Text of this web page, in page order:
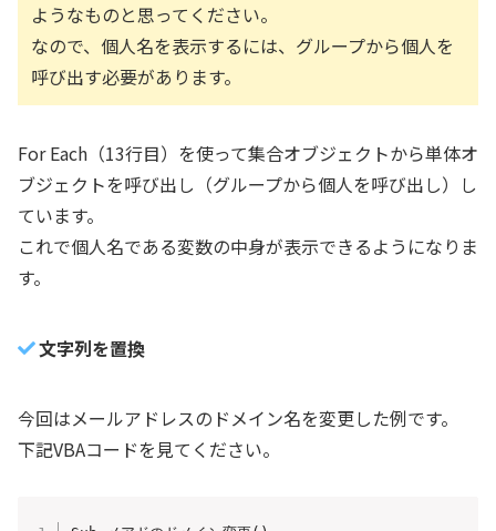
ようなものと思ってください。
なので、個人名を表示するには、グループから個人を
呼び出す必要があります。
For Each（13行目）を使って集合オブジェクトから単体オ
ブジェクトを呼び出し（グループから個人を呼び出し）し
ています。
これで個人名である変数の中身が表示できるようになりま
す。
文字列を置換
今回はメールアドレスのドメイン名を変更した例です。
下記VBAコードを見てください。